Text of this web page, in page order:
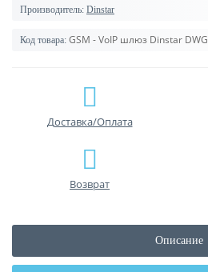
Производитель: Dinstar
Код товара: GSM - VoIP шлюз Dinstar
Доставка/Оплата
Возврат
Описание